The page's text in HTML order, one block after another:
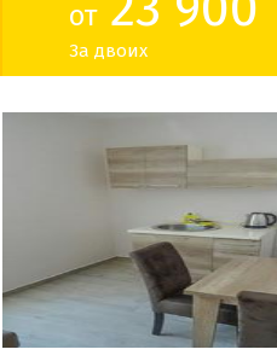
от
За двоих